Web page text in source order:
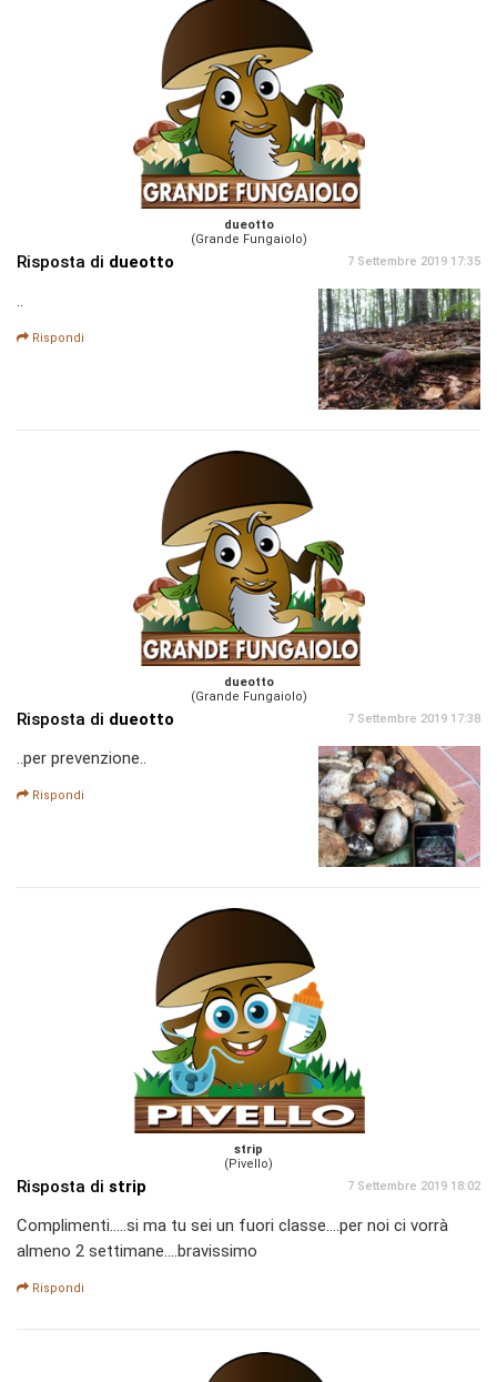
dueotto
(Grande Fungaiolo)
Risposta di dueotto 7 Settembre 2019 17:35
..
Rispondi
dueotto
(Grande Fungaiolo)
Risposta di dueotto 7 Settembre 2019 17:38
..per prevenzione..
Rispondi
strip
(Pivello)
Risposta di strip 7 Settembre 2019 18:02
Complimenti.....si ma tu sei un fuori classe....per noi ci vorrà
almeno 2 settimane....bravissimo
Rispondi